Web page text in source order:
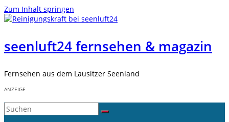
Zum Inhalt springen
seenluft24 fernsehen & magazin
Fernsehen aus dem Lausitzer Seenland
ANZEIGE